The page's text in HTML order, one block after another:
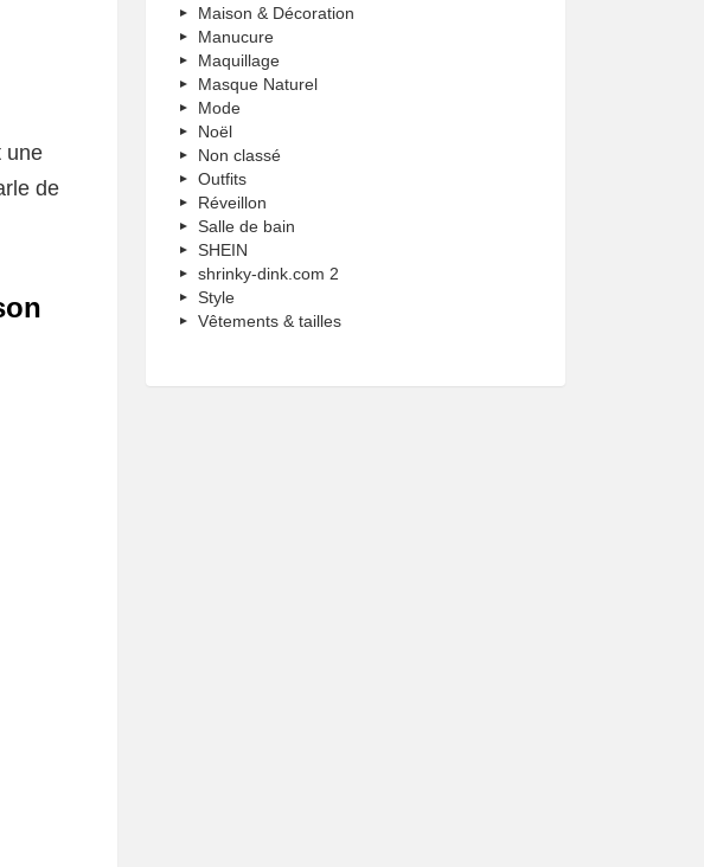
une
de
Maison & Décoration
Manucure
Maquillage
Masque Naturel
Mode
Noël
Non classé
Outfits
Réveillon
Salle de bain
SHEIN
shrinky-dink.com 2
Style
Vêtements & tailles